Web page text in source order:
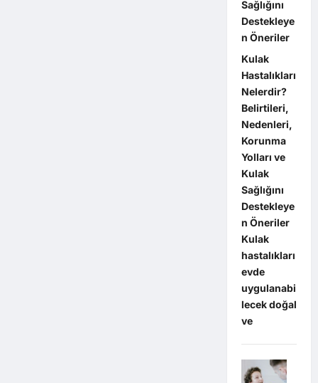
Sağlığını
Destekleye
n Öneriler
Kulak
Hastalıkları
Nelerdir?
Belirtileri,
Nedenleri,
Korunma
Yolları ve
Kulak
Sağlığını
Destekleye
n Öneriler
Kulak
hastalıkları
evde
uygulanabi
lecek doğal
ve